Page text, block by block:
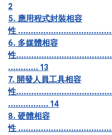
2
5. 應用程式封裝相容
性
6. 多媒體相容
性
............ 13
7. 開發人員工具相容
性
................ 14
8. 硬體相容
性